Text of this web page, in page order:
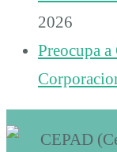
2026
Preocupa